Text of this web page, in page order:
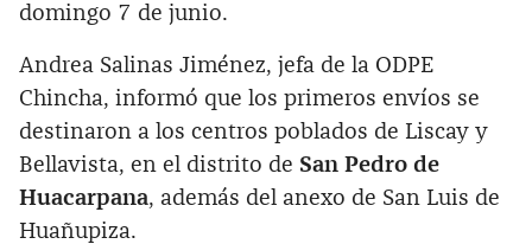
domingo 7 de junio.
Andrea Salinas Jiménez, jefa de la ODPE
Chincha, informó que los primeros envíos se
destinaron a los centros poblados de Liscay y
Bellavista, en el distrito de San Pedro de
Huacarpana, además del anexo de San Luis de
Huañupiza.